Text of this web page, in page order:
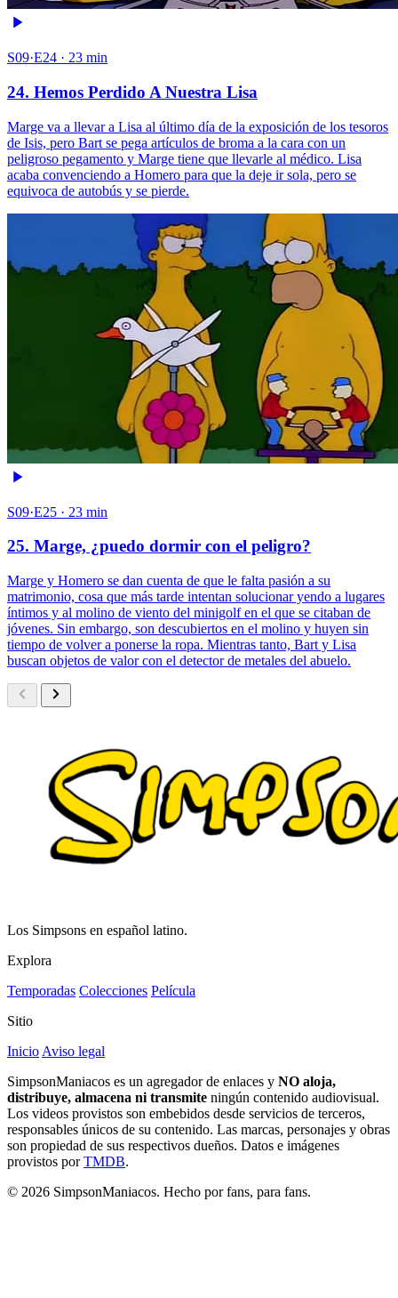
S09·E24 · 23 min
24. Hemos Perdido A Nuestra Lisa
Marge va a llevar a Lisa al último día de la exposición de los tesoros
de Isis, pero Bart se pega artículos de broma a la cara con un
peligroso pegamento y Marge tiene que llevarle al médico. Lisa
acaba convenciendo a Homero para que la deje ir sola, pero se
equivoca de autobús y se pierde.
S09·E25 · 23 min
25. Marge, ¿puedo dormir con el peligro?
Marge y Homero se dan cuenta de que le falta pasión a su
matrimonio, cosa que más tarde intentan solucionar yendo a lugares
íntimos y al molino de viento del minigolf en el que se citaban de
jóvenes. Sin embargo, son descubiertos en el molino y huyen sin
tiempo de volver a ponerse la ropa. Mientras tanto, Bart y Lisa
buscan objetos de valor con el detector de metales del abuelo.
Los Simpsons en español latino.
Explora
Temporadas Colecciones Película
Sitio
Inicio Aviso legal
SimpsonManiacos es un agregador de enlaces y NO aloja,
distribuye, almacena ni transmite ningún contenido audiovisual.
Los videos provistos son embebidos desde servicios de terceros,
responsables únicos de su contenido. Las marcas, personajes y obras
son propiedad de sus respectivos dueños. Datos e imágenes
provistos porTMDB.
© 2026 SimpsonManiacos. Hecho por fans, para fans.